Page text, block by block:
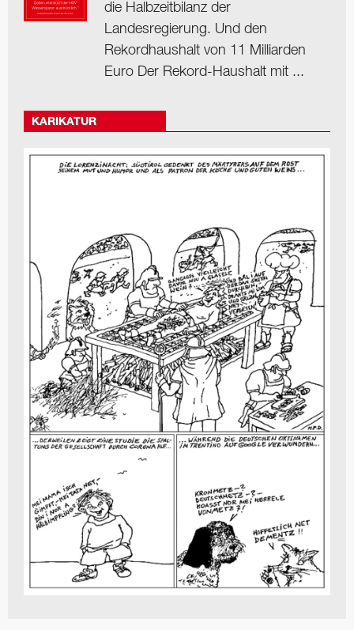
die Halbzeitbilanz der
Landesregierung. Und den
Rekordhaushalt von 11 Milliarden
Euro Der Rekord-Haushalt mit ...
KARIKATUR